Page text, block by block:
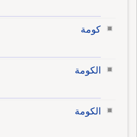
كومة
الكومة
الكومة